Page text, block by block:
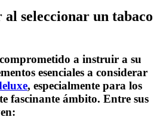
al seleccionar un tabaco
a instruir a su
esenciales a considerar
, especialmente para los
fascinante ámbito. Entre sus